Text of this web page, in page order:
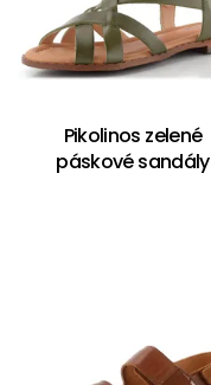
Pikolinos zelené
páskové sandály